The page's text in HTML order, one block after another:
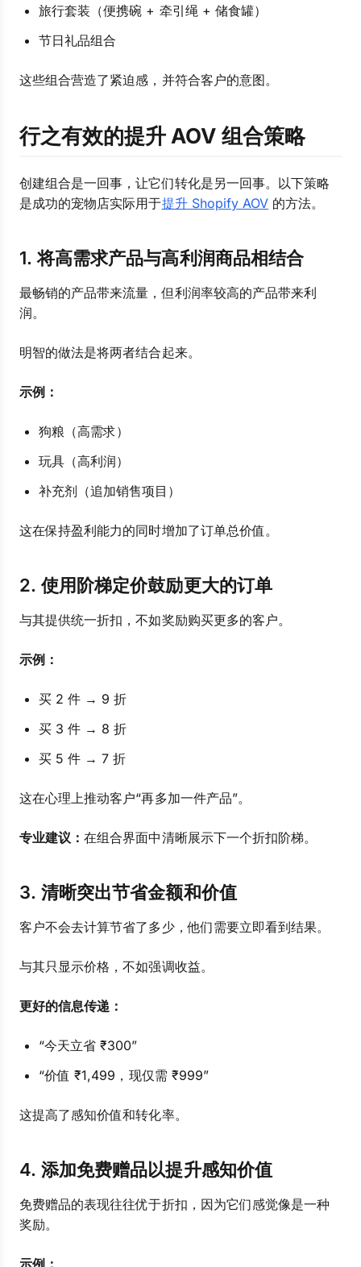
旅行套装（便携碗 + 牵引绳 + 储食罐）
节日礼品组合
这些组合营造了紧迫感，并符合客户的意图。
行之有效的提升 AOV 组合策略
创建组合是一回事，让它们转化是另一回事。以下策略
是成功的宠物店实际用于提升 Shopify AOV 的方法。
1. 将高需求产品与高利润商品相结合
最畅销的产品带来流量，但利润率较高的产品带来利
润。
明智的做法是将两者结合起来。
示例：
狗粮（高需求）
玩具（高利润）
补充剂（追加销售项目）
这在保持盈利能力的同时增加了订单总价值。
2. 使用阶梯定价鼓励更大的订单
与其提供统一折扣，不如奖励购买更多的客户。
示例：
买 2 件 → 9 折
买 3 件 → 8 折
买 5 件 → 7 折
这在心理上推动客户“再多加一件产品”。
专业建议：在组合界面中清晰展示下一个折扣阶梯。
3. 清晰突出节省金额和价值
客户不会去计算节省了多少，他们需要立即看到结果。
与其只显示价格，不如强调收益。
更好的信息传递：
“今天立省 ₹300”
“价值 ₹1,499，现仅需 ₹999”
这提高了感知价值和转化率。
4. 添加免费赠品以提升感知价值
免费赠品的表现往往优于折扣，因为它们感觉像是一种
奖励。